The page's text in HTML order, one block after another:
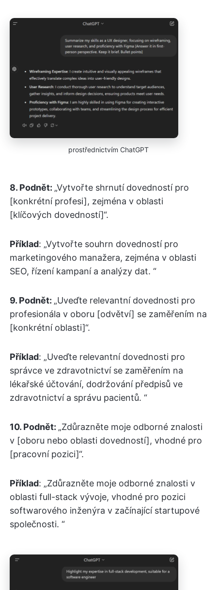
prostřednictvím ChatGPT
8. Podnět: „Vytvořte shrnutí dovedností pro
[konkrétní profesi], zejména v oblasti
[klíčových dovedností]“.
Příklad: „Vytvořte souhrn dovedností pro
marketingového manažera, zejména v oblasti
SEO, řízení kampaní a analýzy dat. “
9. Podnět: „Uveďte relevantní dovednosti pro
profesionála v oboru [odvětví] se zaměřením na
[konkrétní oblasti]“.
Příklad: „Uveďte relevantní dovednosti pro
správce ve zdravotnictví se zaměřením na
lékařské účtování, dodržování předpisů ve
zdravotnictví a správu pacientů. “
10. Podnět: „Zdůrazněte moje odborné znalosti
v [oboru nebo oblasti dovedností], vhodné pro
[pracovní pozici]“.
Příklad: „Zdůrazněte moje odborné znalosti v
oblasti full-stack vývoje, vhodné pro pozici
softwarového inženýra v začínající startupové
společnosti. “